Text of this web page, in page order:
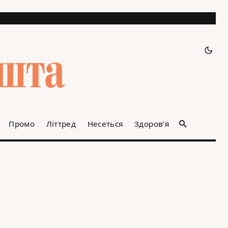
Промо Літтред Несеться Здоров’я